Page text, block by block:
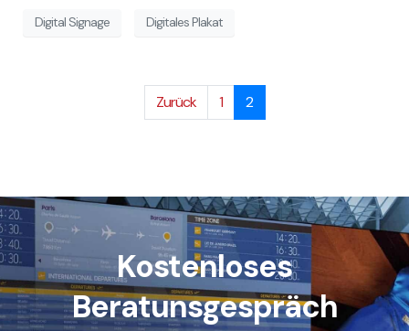
Digital Signage Digitales Plakat
Zurück 1 2
Kostenloses
Beratunsgespräch